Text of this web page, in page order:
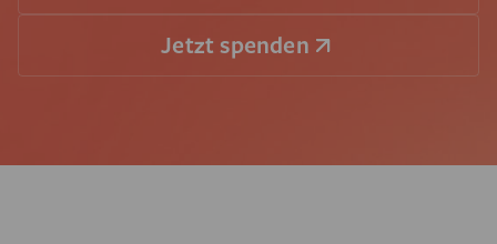
Jetzt spenden